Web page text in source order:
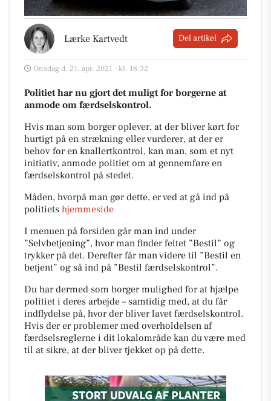
Lærke Kartvedt Del artikel
Onsdag d. 21. apr. 2021 - kl. 18:32
Politiet har nu gjort det muligt for borgerne at
anmode om færdselskontrol.
Hvis man som borger oplever, at der bliver kørt for
hurtigt på en strækning eller vurderer, at der er
behov for en knallertkontrol, kan man, som et nyt
initiativ, anmode politiet om at gennemføre en
færdselskontrol på stedet.
Måden, hvorpå man gør dette, er ved at gå ind på
politiets hjemmeside
I menuen på forsiden går man ind under
”Selvbetjening”, hvor man finder feltet ”Bestil” og
trykker på det. Derefter får man videre til ”Bestil en
betjent” og så ind på ”Bestil færdselskontrol”.
Du har dermed som borger mulighed for at hjælpe
politiet i deres arbejde – samtidig med, at du får
indflydelse på, hvor der bliver lavet færdselskontrol.
Hvis der er problemer med overholdelsen af
færdselsreglerne i dit lokalområde kan du være med
til at sikre, at der bliver tjekket op på dette.